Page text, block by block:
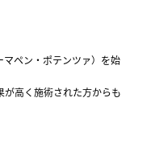
ペン・ポテンツァ）を始
高く施術された方からも